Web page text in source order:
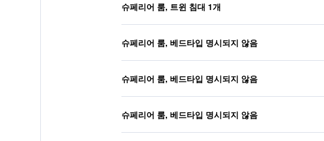
슈페리어 룸, 트윈 침대 1개
슈페리어 룸, 베드타입 명시되지 않음
슈페리어 룸, 베드타입 명시되지 않음
슈페리어 룸, 베드타입 명시되지 않음